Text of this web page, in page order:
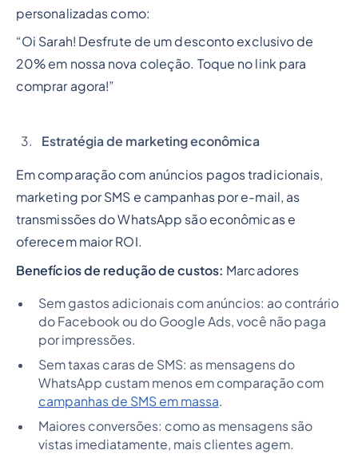
personalizadas como:
“Oi Sarah! Desfrute de um desconto exclusivo de
20% em nossa nova coleção. Toque no link para
comprar agora!”
Estratégia de marketing econômica
Em comparação com anúncios pagos tradicionais,
marketing por SMS e campanhas por e-mail, as
transmissões do WhatsApp são econômicas e
oferecem maior ROI.
Benefícios de redução de custos: Marcadores
Sem gastos adicionais com anúncios: ao contrário
do Facebook ou do Google Ads, você não paga
por impressões.
Sem taxas caras de SMS: as mensagens do
WhatsApp custam menos em comparação com
campanhas de SMS em massa.
Maiores conversões: como as mensagens são
vistas imediatamente, mais clientes agem.